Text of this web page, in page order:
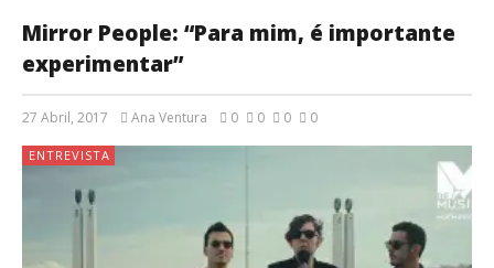
Mirror People: “Para mim, é importante
experimentar”
27 Abril, 2017 Ana Ventura 0 0 0 0
ENTREVISTA